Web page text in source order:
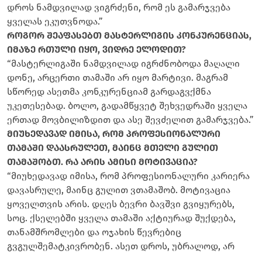
დროს ნამდვილად ვიგრძენი, რომ ეს გამარჯვება
ყველას ეკუთვნოდა.”
როგორ შეაფასებთ მასტერლიგის კონკურენციას,
იმაზე რთული იყო, ვიდრე ელოდით?
“მასტერლიგაში ნამდვილად იგრძნობოდა მაღალი
დონე, არცერთი თამაში არ იყო მარტივი. მაგრამ
სწორედ ასეთმა კონკურენციამ გარდაგვქმნა
უკეთესებად. ბოლო, გადამწყვეტ შეხვედრაში ყველა
ერთად მოვბილიზდით და ასე შევძელით გამარჯვება.”
მიუხედავად იმისა, რომ პროფესიონალური
თამაში დაასრულეთ, მაინც მთელი გულით
თამაშობთ. რა არის ამისი მოტივაცია?
“მიუხედავად იმისა, რომ პროფესიონალური კარიერა
დავასრულე, მაინც გულით ვთამაშობ. მოტივაცია
ყოველთვის არის. დღეს ბევრი ბავშვი გვიყურებს,
სოც. ქსელებში ყველა თამაში აქტიურად შუქდება,
თანამშრომლები და ოჯახის წევრებიც
გვგულშემატკივრობენ. ასეთ დროს, უბრალოდ, არ